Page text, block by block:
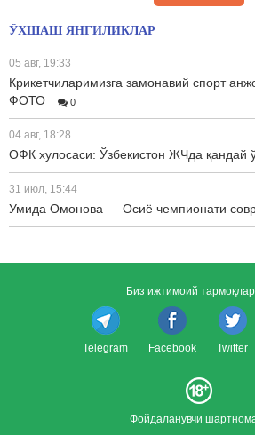
ЎХШАШ ЯНГИЛИКЛАР
05 авг, 19:33
Крикетчиларимизга замонавий спорт
ФОТО
0
04 авг, 18:28
ОФК хулосаси: Ўзбекистон ЖЧда қандай
31 июл, 15:44
Умида Омонова — Осиё чемпионати
Биз ижтимоий
Telegram Facebook Twitter
Фойдаланувчи